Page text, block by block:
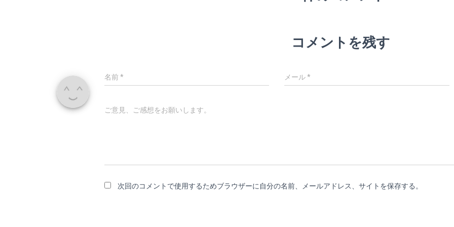
コメントを残す
名前* メール*
ご意見、ご感想をお願いします。
次回のコメントで使用するためブラウザーに自分の名前、メールアドレス、サイトを保存する。